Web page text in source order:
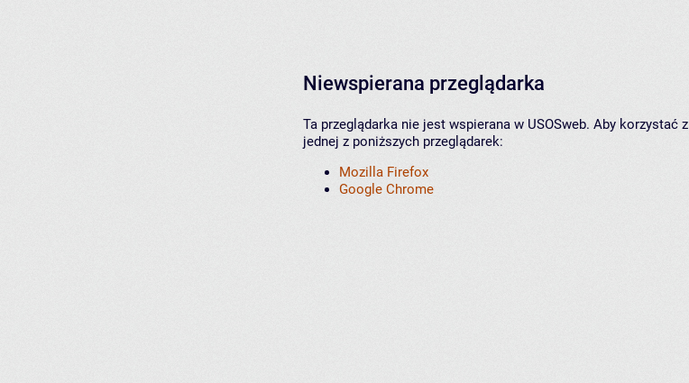
Niewspierana przeglądarka
Ta przeglądarka nie jest wspierana w USOSweb. Aby korzystać
jednej z poniższych przeglądarek:
Mozilla Firefox
Google Chrome